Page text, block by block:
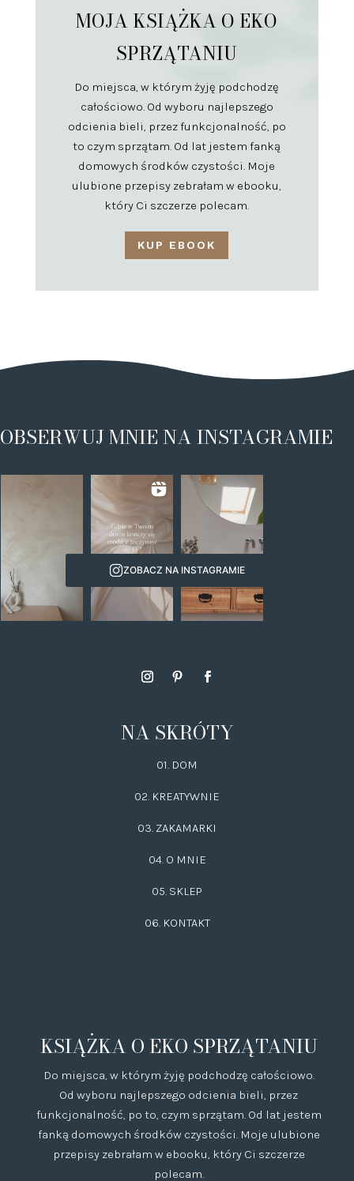
MOJA KSIĄŻKA O EKO
SPRZĄTANIU
Do miejsca, w którym żyję podchodzę
całościowo. Od wyboru najlepszego
odcienia bieli, przez funkcjonalność, po
to czym sprzątam. Od lat jestem fanką
domowych środków czystości. Moje
ulubione przepisy zebrałam w ebooku,
który Ci szczerze polecam.
KUP EBOOK
OBSERWUJ MNIE NA INSTAGRAMIE
ZOBACZ NA INSTAGRAMIE
NA SKRÓTY
01. DOM
02. KREATYWNIE
03. ZAKAMARKI
04. O MNIE
05. SKLEP
06. KONTAKT
KSIĄŻKA O EKO SPRZĄTANIU
Do miejsca, w którym żyję podchodzę całościowo.
Od wyboru najlepszego odcienia bieli, przez
funkcjonalność, po to, czym sprzątam. Od lat jestem
fanką domowych środków czystości. Moje ulubione
przepisy zebrałam w ebooku, który Ci szczerze
polecam.